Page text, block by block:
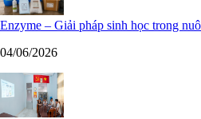
Enzyme – Giải pháp sinh học trong
04/06/2026